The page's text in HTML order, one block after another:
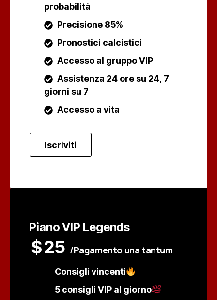
probabilità
Precisione 85%
Pronostici calcistici
Accesso al gruppo VIP
Assistenza 24 ore su 24, 7
giorni su 7
Accesso a vita
Iscriviti
Piano VIP Legends
$25 /Pagamento una tantum
Consigli vincenti
5 consigli VIP al giorno